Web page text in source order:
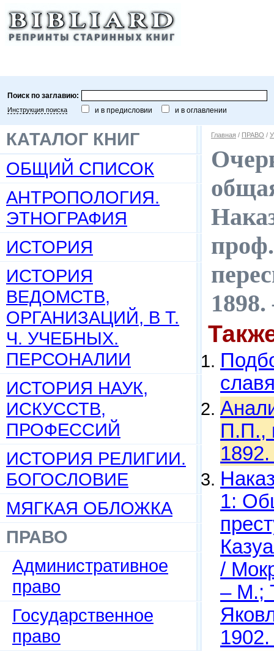
Поиск по заглавию:
Инструкция поиска и в предисловии и в оглавлении
КАТАЛОГ КНИГ
ОБЩИЙ СПИСОК
АНТРОПОЛОГИЯ.
ЭТНОГРАФИЯ
ИСТОРИЯ
ИСТОРИЯ
ВЕДОМСТВ,
ОРГАНИЗАЦИЙ, В Т.
Ч. УЧЕБНЫХ.
ПЕРСОНАЛИИ
ИСТОРИЯ НАУК,
ИСКУССТВ,
ПРОФЕССИЙ
ИСТОРИЯ РЕЛИГИИ.
БОГОСЛОВИЕ
МЯГКАЯ ОБЛОЖКА
ПРАВО
Административное
право
Государственное
право
Главная / ПРАВО /
П.П.,
1:
/
– М.;